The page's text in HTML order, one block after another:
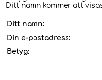
Ditt namn kommer att
Ditt namn:
Din e-postadress:
Betyg: